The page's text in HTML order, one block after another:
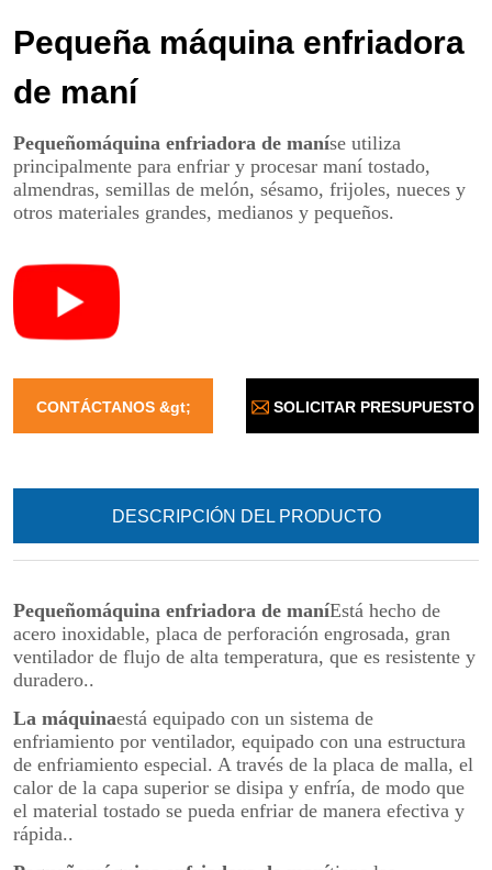
Pequeña máquina enfriadora
de maní
CONTÁCTANOS &gt; SOLICITAR PRESUPUESTO
DESCRIPCIÓN DEL PRODUCTO